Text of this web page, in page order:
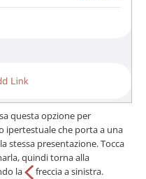
questa opzione per
ipertestuale che porta a una
stessa presentazione. Tocca
quindi torna alla
la
freccia a sinistra.